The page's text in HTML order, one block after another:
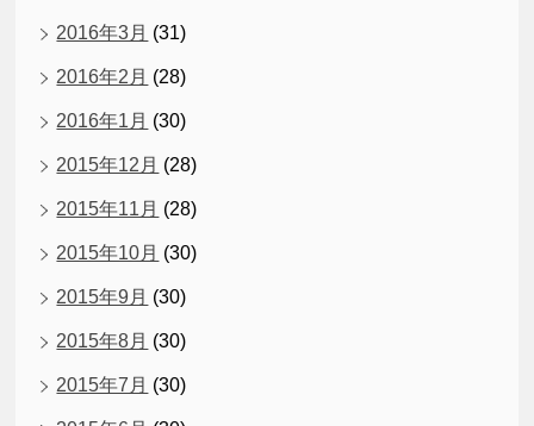
2016年3月 (31)
2016年2月 (28)
2016年1月 (30)
2015年12月 (28)
2015年11月 (28)
2015年10月 (30)
2015年9月 (30)
2015年8月 (30)
2015年7月 (30)